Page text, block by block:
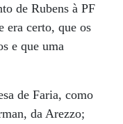
de Rubens à PF
era certo, que os
e que uma
de Faria, como
da Arezzo;